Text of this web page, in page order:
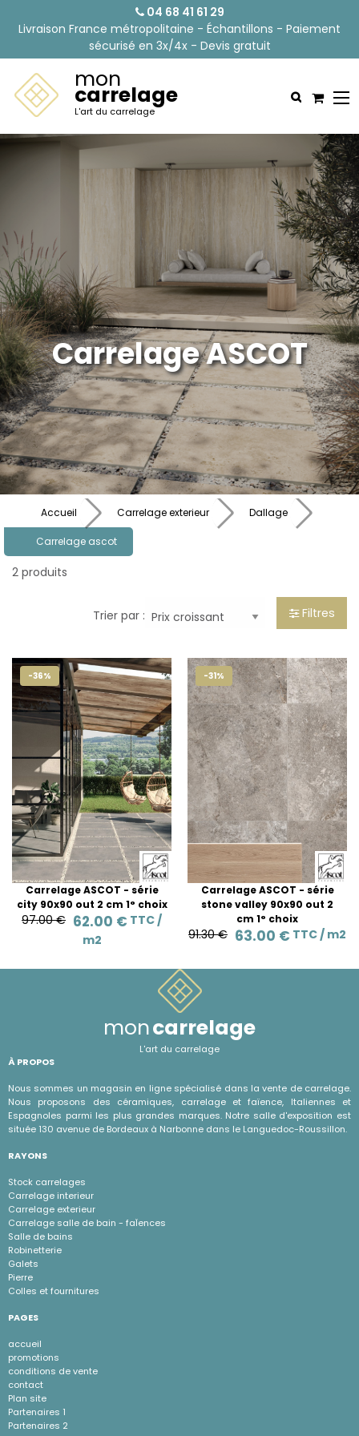
04 68 41 61 29
Livraison France métropolitaine - Échantillons - Paiement
sécurisé en 3x/4x - Devis gratuit
mon
carrelage
L'art du carrelage
Carrelage ASCOT
Accueil Carrelage exterieur Dallage
Carrelage ascot
2 produits
Trier par : Filtres
-36%
Carrelage ASCOT - série
city 90x90 out 2 cm 1° choix
97.00 € 62.00 € TTC /
m2
-31%
Carrelage ASCOT - série
stone valley 90x90 out 2
cm 1° choix
91.30 € 63.00 € TTC / m2
moncarrelage
L'art du carrelage
À PROPOS
Nous sommes un magasin en ligne spécialisé dans la vente de carrelage.
Nous proposons des céramiques, carrelage et faïence, Italiennes et
Espagnoles parmi les plus grandes marques. Notre salle d'exposition est
située 130 avenue de Bordeaux à Narbonne dans le Languedoc-Roussillon.
RAYONS
Stock carrelages
Carrelage interieur
Carrelage exterieur
Carrelage salle de bain - faÏences
Salle de bains
Robinetterie
Galets
Pierre
Colles et fournitures
PAGES
accueil
promotions
conditions de vente
contact
Plan site
Partenaires 1
Partenaires 2